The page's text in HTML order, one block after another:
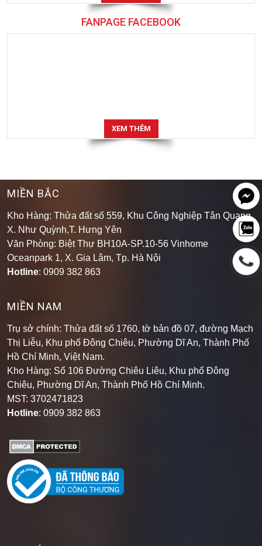
FANPAGE FACEBOOK
XEM THÊM
MIỀN BẮC
Kho Hàng: Thửa đất số 559, Khu Công Nghiệp Tân Quang,
X. Như Quỳnh,T. Hưng Yên
Văn Phòng: Biệt Thự BH10A-SP.10-56 Vinhome
Oceanpark 1, X. Gia Lâm, Tp. Hà Nội
Hotline: 0909 382 863
MIỀN NAM
Trụ sở chính: Thửa đất số 1760, tờ bản đồ 07, đường Mạch
Thị Liễu, Khu phố Đông Chiêu, Phường Dĩ An, Thành Phố
Hồ Chí Minh, Việt Nam.
Kho Hàng: Số 106 Đường Chiêu Liêu, Khu phố Đông
Chiêu, Phường Dĩ An, Thành Phố Hồ Chí Minh.
MST: 3702471823
Hotline: 0909 382 863